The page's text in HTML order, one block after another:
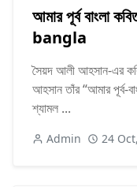
আমার পূর্ব বাংলা
bangla
সৈয়দ আলী আহসান-এর
আহসান তাঁর “আমার পূর্ব-
শ্যামল ...
Admin 24